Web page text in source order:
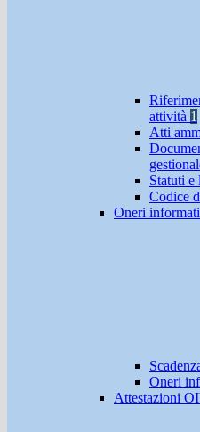
attività 1
Atti
Statuti e
Codice
Oneri
Oneri
Attestazioni